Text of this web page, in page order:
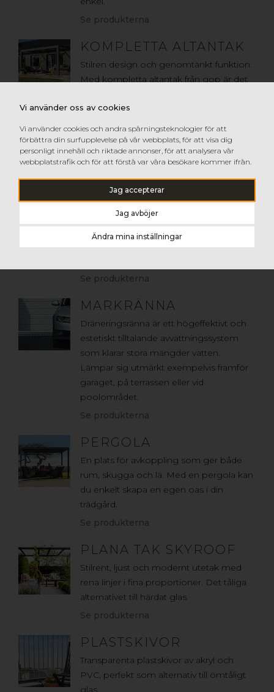
Vi använder oss av cookies
Vi använder cookies och andra spårningsteknologier för att
förbättra din surfupplevelse på vår webbplats, för att visa dig
personligt innehåll och riktade annonser, för att analysera vår
webbplatstrafik och för att förstå var våra besökare kommer ifrån.
Jag accepterar
Jag avböjer
Ändra mina inställningar
Se produkterna
KOMPLETTA ALTANTAK
Stilren design och genomtänkt funktion.
Med kompletta altantak från gop är det
uteplats med skydd mot solens UV-
Se produkterna
KORRUGERAD PLAST
Korrugerad plast är ett utmärkt val om
du vill ha en öppen taklösning med
mycket ljusinsläpp – exempelvis över
altanen, carporten eller cykelskjulet –
men inte ska bygga något som kräver
Se produkterna
MARKRÄNNA
Dräneringsränna är ett högeffektivt och
estetiskt tilltalande avvattningssystem
som klarar stora mängder vatten.
Lämpar sig utmärkt exempelvis framför
garaget, på terrassen eller vid
poolområdet.
Se produkterna
PERGOLA
En plats för avkoppling som ger både
rum, skugga och lä. Med en pergola kan
du enkelt skapa en egen oas i din
trädgård.
Se produkterna
PLANA TAK SKYROOF
Stilrent, ljust och modernt utetak med
rena linjer i fina proportioner. Det tåliga
alternativet till härdat glas.
Se produkterna
PLASTSKIVOR
Transparenta plastskivor av akryl och
PVC, perfekt som alternativ till ömtåligt
glas.